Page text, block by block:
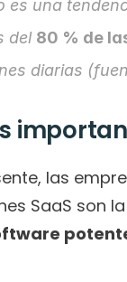
es una
del 80 % de
diarias
las
SaaS son